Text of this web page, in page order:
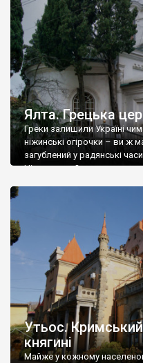
Ялта. Грецька
Греки залишили Україні
ніжинські огірочки – ви ж
загублений у радянські
Ніжин греки?
Утьос.
княгині
Майже у кожному